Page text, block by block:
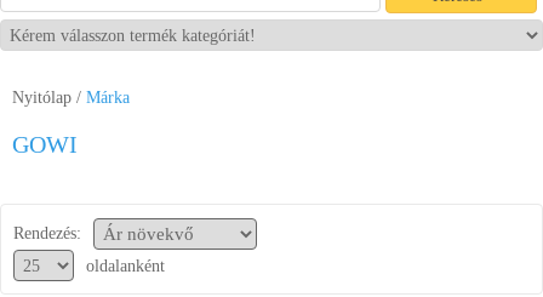
Viszonteladóknak
Nyitólap / Márka
GOWI
Rendezés:
oldalanként